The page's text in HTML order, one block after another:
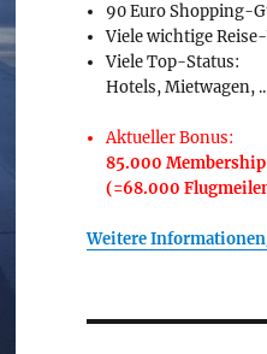
90 Euro Shopping-
Viele wichtige
Viele Top-Status:
Hotels, Mietwagen,
Aktueller Bonus:
85.000
(=68.000
Weitere